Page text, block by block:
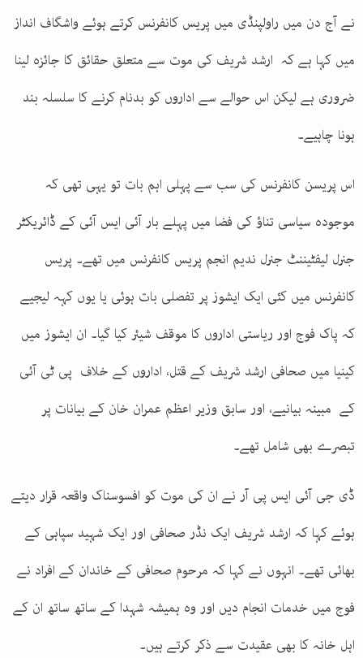
نے آج دن میں راولپنڈی میں پریس کانفرنس کرتے ہوئے واشگاف انداز
میں کہا ہے کہ ارشد شریف کی موت سے متعلق حقائق کا جائزہ لینا
ضروری ہے لیکن اس حوالے سے اداروں کو بدنام کرنے کا سلسلہ بند
ہونا چاہیے۔
اس پریسن کانفرنس کی سب سے پہلی اہم بات تو یہی تھی کہ
موجودہ سیاسی تناؤ کی فضا میں پہلے بار آئی ایس آئی کے ڈائریکٹر
جنرل لیفٹیننٹ جنرل ندیم انجم پریس کانفرنس میں تھے۔ پریس
کانفرنس میں کئی ایک ایشوز پر تفصلی بات ہوئی یا یوں کہہ لیجیے
کہ پاک فوج اور ریاستی اداروں کا موقف شیئر کیا گیا۔ ان ایشوز میں
کینیا میں صحافی ارشد شریف کے قتل، اداروں کے خلاف پی ٹی آئی
کے مبینہ بیانیے، اور سابق وزیر اعظم عمران خان کے بیانات پر
تبصرے بھی شامل تھے۔
ڈی جی آئی ایس پی آر نے ان کی موت کو افسوسناک واقعہ قرار دیتے
ہوئے کہا کہ ارشد شریف ایک نڈر صحافی اور ایک شہید سپاہی کے
بھائی تھے۔ انہوں نے کہا کہ مرحوم صحافی کے خاندان کے افراد نے
فوج میں خدمات انجام دیں اور وہ ہمیشہ شہدا کے ساتھ ساتھ ان کے
اہل خانہ کا بھی عقیدت سے ذکر کرتے ہیں۔